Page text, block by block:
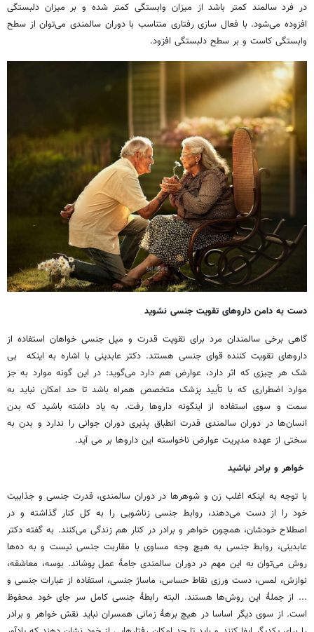
در فرد سالمند کمتر باشد از میزان وابستگی کمتر شده و بر میزان دلبستگی
افزوده می‌شود. با فعال سازی رفتاری متناسب با دوران سالمندی می‌توان از سطح
وابستگی کاست و بر سطح دلبستگی افزود.
دست به دامن داروهای تقویت جنسی نشوید
گاهی برخی سالمندان مرد برای تقویت قدرت و میل جنسی خواهان استفاده از
داروهای تقویت کننده قوای جنسی هستند. دکتر عابدینی با اشاره به اینکه بی
شک هر چیزی که اثر دارد، عوارض هم دارد می‌گوید: در این گونه موارد به جز
موارد اضطراری که با تأیید پزشک متخصص همراه باشد تا حد امکان نباید به
سمت و سوی استفاده از اینگونه داروها رفت. به یاد داشته باشید که بدن
انسان‌ها در دوران سالمندی قدرت انطباق پذیری دوران جوانی را ندارد و بدن به
سختی از عهده مدیریت عوارض ناخواسته این داروها بر می آید.
خواهر و برادر نباشید
با توجه به اینکه اغلب زن و شوهرها در دوران سالمندی، قدرت جنسی و جذابیت
خود را از دست می‌دهند، روابط جنسی زناشویی را به کل کنار گذاشته و در
اصطلاح خودشان، همچون خواهر و برادر در کنار هم زندگی می‌کنند. به گفته دکتر
عابدینی، روابط جنسی به هیچ وجه مساوی با مقاربت جنسی نیست و به ده‌ها
روش می‌توان به این مهم در دوران سالمندی جامۀ عمل پوشاند. بوسه، معاشقه،
نوازش، لمس، دست ورزی نقاط حساس، ماساژ جنسی، استفاده از عبارات جنسی و
... از جملۀ این روش‌ها هستند. البته رابطۀ جنسی کامل سر جای خود محفوظ
است. از سوی دیگر اساسا در هیچ برهۀ زمانی همسران نباید نقش خواهر و برادر